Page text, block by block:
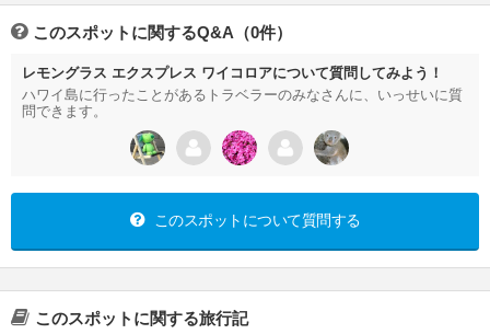
このスポットに関するQ&A（0件）
レモングラス エクスプレス ワイコロアについて質問してみよう！
ハワイ島に行ったことがあるトラベラーのみなさんに、いっせいに質
問できます。
このスポットについて質問する
このスポットに関する旅行記